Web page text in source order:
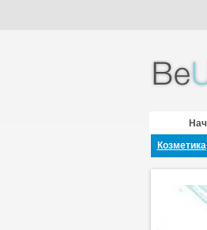
Козметика